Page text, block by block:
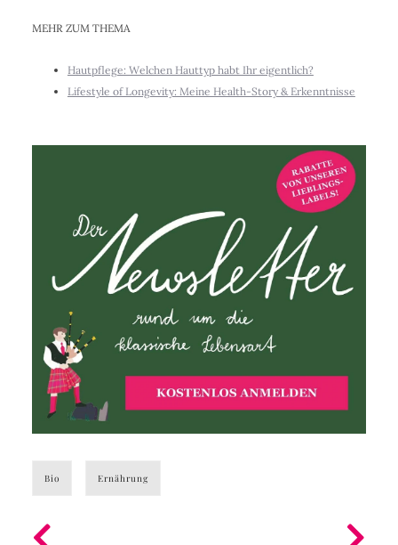
MEHR ZUM THEMA
Hautpflege: Welchen Hauttyp habt Ihr eigentlich?
Lifestyle of Longevity: Meine Health-Story & Erkenntnisse
Bio Ernährung